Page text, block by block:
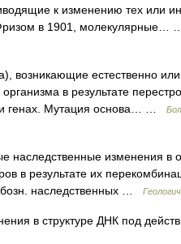
к изменению тех или
в 1901, молекулярные…
возникающие естественно
в результате
и генах. Мутация основа… …
изменения в
в результате их
наследственных …
в структуре ДНК под